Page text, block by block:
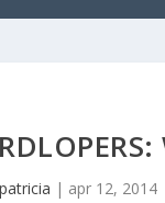
patricia | apr 12, 2014